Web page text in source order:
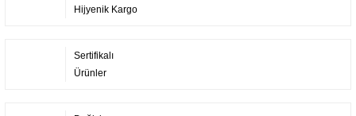
Hijyenik Kargo
Sertifikalı
Ürünler